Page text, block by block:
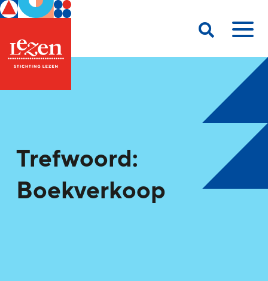
Trefwoord:
Boekverkoop